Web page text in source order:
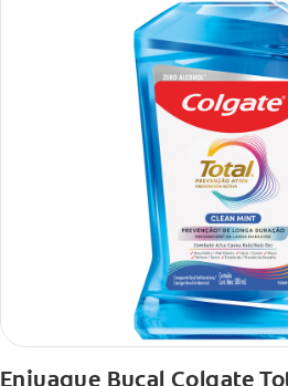
Enjuague Bucal Colgate